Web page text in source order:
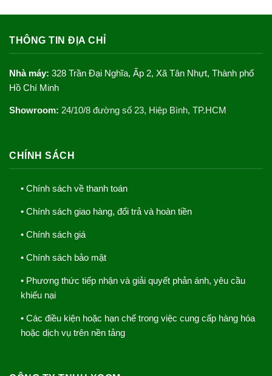
THÔNG TIN ĐỊA CHỈ
Nhà máy: 328 Trần Đại Nghĩa, Ấp 2, Xã Tân Nhựt, Thành phố
Hồ Chí Minh
Showroom: 24/10/8 đường số 23, Hiệp Bình, TP.HCM
CHÍNH SÁCH
• Chính sách về thanh toán
• Chính sách giao hàng, đổi trả và hoàn tiền
• Chính sách giá
• Chính sách bảo mật
• Phương thức tiếp nhận và giải quyết phản ánh, yêu cầu
khiếu nại
• Các điều kiện hoặc hạn chế trong việc cung cấp hàng hóa
hoặc dịch vụ trên nền tảng